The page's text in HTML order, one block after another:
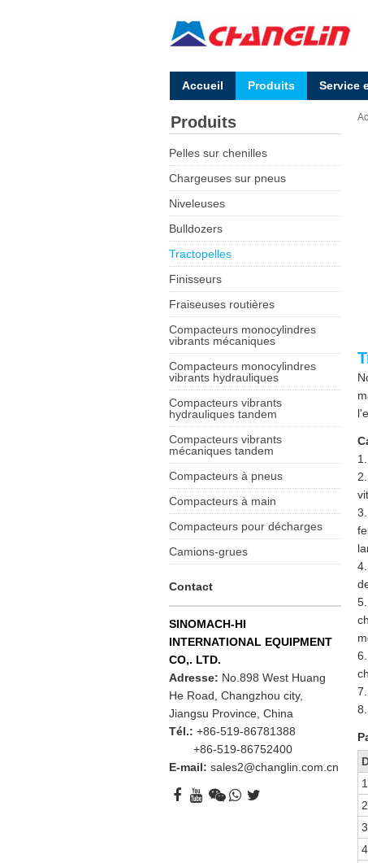
Accueil Produits Service
1
2
3
4
Produits
Pelles sur chenilles
Chargeuses sur pneus
Niveleuses
Bulldozers
Tractopelles
Finisseurs
Fraiseuses routières
Compacteurs monocylindres
vibrants mécaniques
Compacteurs monocylindres
vibrants hydrauliques
Compacteurs vibrants
hydrauliques tandem
Compacteurs vibrants
mécaniques tandem
Compacteurs à pneus
Compacteurs à main
Compacteurs pour décharges
Camions-grues
Contact
SINOMACH-HI
INTERNATIONAL EQUIPMENT
CO,. LTD.
Adresse: No.898 West Huang
He Road, Changzhou city,
Jiangsu Province, China
Tél.: +86-519-86781388
+86-519-86752400
E-mail:sales2@changlin.com.cn